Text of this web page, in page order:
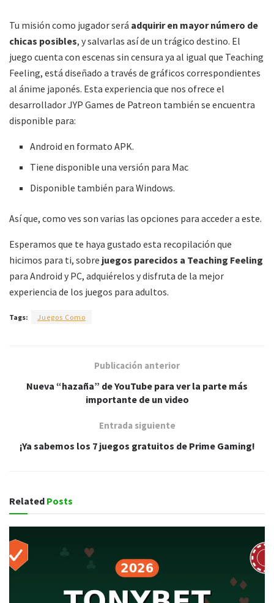
Tu misión como jugador será adquirir en mayor número de
chicas posibles, y salvarlas así de un trágico destino. El
juego cuenta con escenas sin censura ya al igual que Teaching
Feeling, está diseñado a través de gráficos correspondientes
al ánime japonés. Esta experiencia que nos ofrece el
desarrollador JYP Games de Patreon también se encuentra
disponible para:
Android en formato APK.
Tiene disponible una versión para Mac
Disponible también para Windows.
Así que, como ves son varias las opciones para acceder a este.
Esperamos que te haya gustado esta recopilación que
hicimos para ti, sobre juegos parecidos a Teaching Feeling
para Android y PC, adquiérelos y disfruta de la mejor
experiencia de los juegos para adultos.
Tags: Juegos Como
Publicación anterior
Nueva “hazaña” de YouTube para ver la parte más
importante de un video
Entrada siguiente
¡Ya sabemos los 7 juegos gratuitos de Prime Gaming!
Related Posts